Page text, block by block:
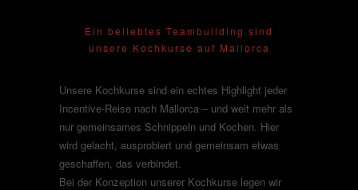
Ein beliebtes Teambuilding sind
unsere Kochkurse auf Mallorca
Unsere Kochkurse sind ein echtes Highlight jeder
Incentive-Reise nach Mallorca – und weit mehr als
nur gemeinsames Schnippeln und Kochen. Hier
wird gelacht, ausprobiert und gemeinsam etwas
geschaffen, das verbindet.
Bei der Konzeption unserer Kochkurse legen wir